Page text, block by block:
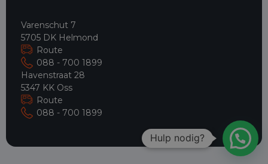
Varenschut 7
5705 DK Helmond
Route
088 - 700 1899
Havenstraat 28
5347 KK Oss
Route
088 - 700 1899
Hulp nodig?